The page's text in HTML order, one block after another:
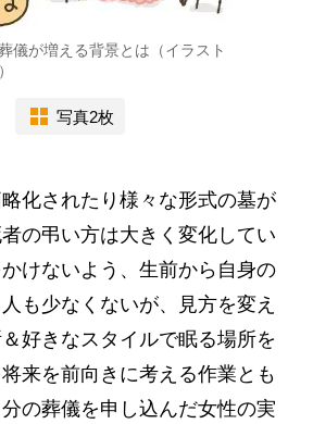
儀が増える背景とは（イラスト
写真2枚
化されたり様々な形式の墓が
の弔い方は大きく変化してい
けないよう、生前から自身の
も少なくないが、見方を変え
好きなスタイルで眠る場所を
来を前向きに考える作業とも
の葬儀を申し込んだ女性の実